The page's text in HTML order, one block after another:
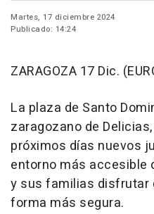
Martes, 17 diciembre 2024
Publicado: 14:24
ZARAGOZA 17 Dic.
La plaza de Santo
zaragozano de
próximos días nuevos
entorno más accesible
y sus familias disfrutar
forma más segura.